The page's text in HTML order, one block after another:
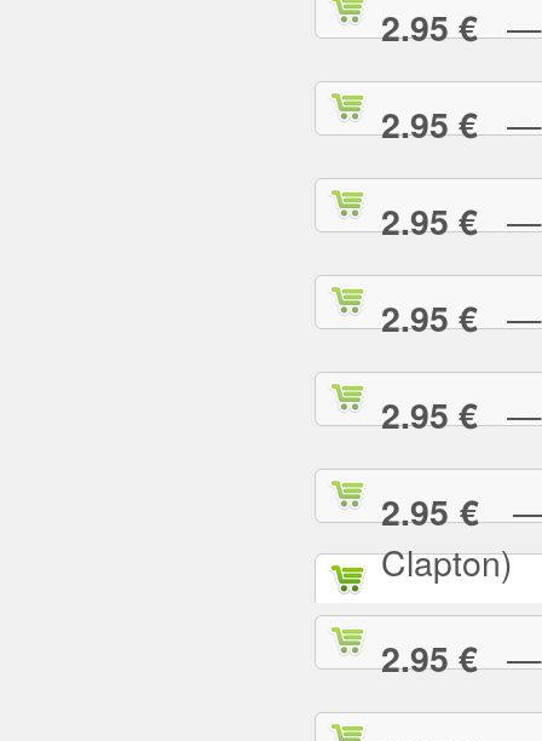
2.95 €—
2.95 €—
2.95 €—
2.95 €—
2.95 €—
2.95 €—
Clapton)
2.95 €—